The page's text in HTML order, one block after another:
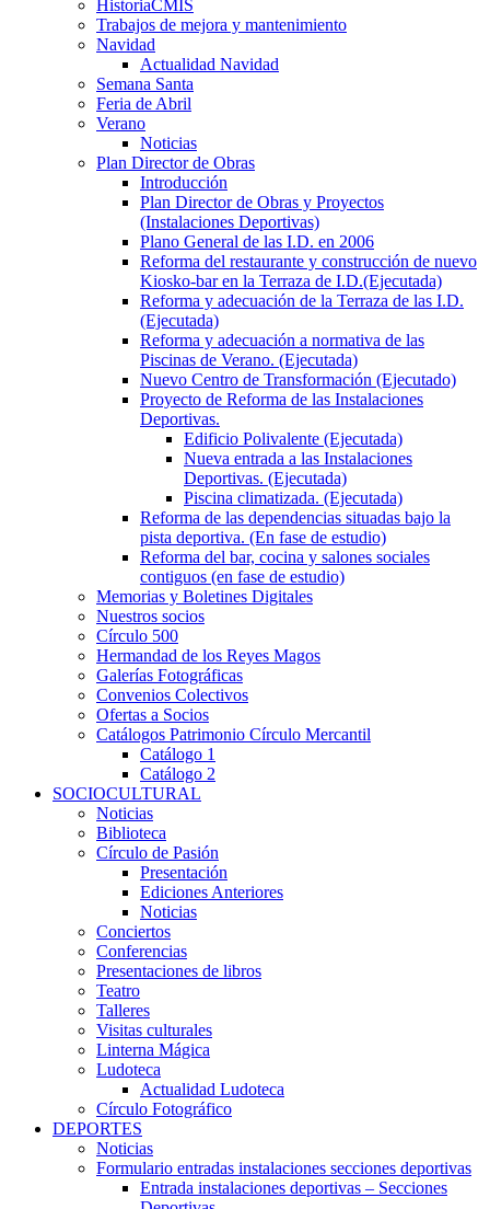
HistoriaCMIS
Trabajos de mejora y mantenimiento
Navidad
Actualidad Navidad
Semana Santa
Feria de Abril
Verano
Noticias
Plan Director de Obras
Introducción
Plan Director de Obras y Proyectos
(Instalaciones Deportivas)
Plano General de las I.D. en 2006
Reforma del restaurante y construcción de nuevo
Kiosko-bar en la Terraza de I.D.(Ejecutada)
Reforma y adecuación de la Terraza de las I.D.
(Ejecutada)
Reforma y adecuación a normativa de las
Piscinas de Verano. (Ejecutada)
Nuevo Centro de Transformación (Ejecutado)
Proyecto de Reforma de las Instalaciones
Deportivas.
Edificio Polivalente (Ejecutada)
Nueva entrada a las Instalaciones
Deportivas. (Ejecutada)
Piscina climatizada. (Ejecutada)
Reforma de las dependencias situadas bajo la
pista deportiva. (En fase de estudio)
Reforma del bar, cocina y salones sociales
contiguos (en fase de estudio)
Memorias y Boletines Digitales
Nuestros socios
Círculo 500
Hermandad de los Reyes Magos
Galerías Fotográficas
Convenios Colectivos
Ofertas a Socios
Catálogos Patrimonio Círculo Mercantil
Catálogo 1
Catálogo 2
SOCIOCULTURAL
Noticias
Biblioteca
Círculo de Pasión
Presentación
Ediciones Anteriores
Noticias
Conciertos
Conferencias
Presentaciones de libros
Teatro
Talleres
Visitas culturales
Linterna Mágica
Ludoteca
Actualidad Ludoteca
Círculo Fotográfico
DEPORTES
Noticias
Formulario entradas instalaciones secciones deportivas
Entrada instalaciones deportivas – Secciones